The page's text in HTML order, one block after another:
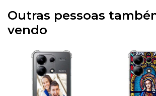
Outras pessoas
vendo